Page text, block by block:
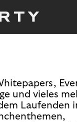
und vieles
Laufenden